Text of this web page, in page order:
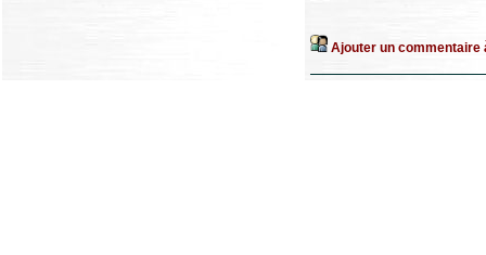
Ajouter un commentaire